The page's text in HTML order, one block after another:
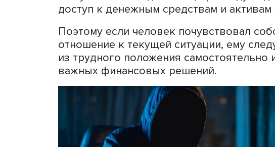
сокращают время от желания до
тренировка навыка отложенного
учеников.
Она выделила четыре
человека: оптимизм,
ориентация на достижения и
переноса ответственности на
ключевым предиктором